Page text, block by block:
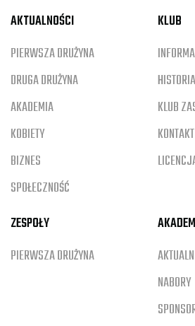
AKTUALNOŚCI
PIERWSZA DRUŻYNA
DRUGA DRUŻYNA
AKADEMIA
KOBIETY
BIZNES
SPOŁECZNOŚĆ
KLUB
HISTORIA
KLUB
KONTAKT
ZESPOŁY
PIERWSZA DRUŻYNA
NABORY